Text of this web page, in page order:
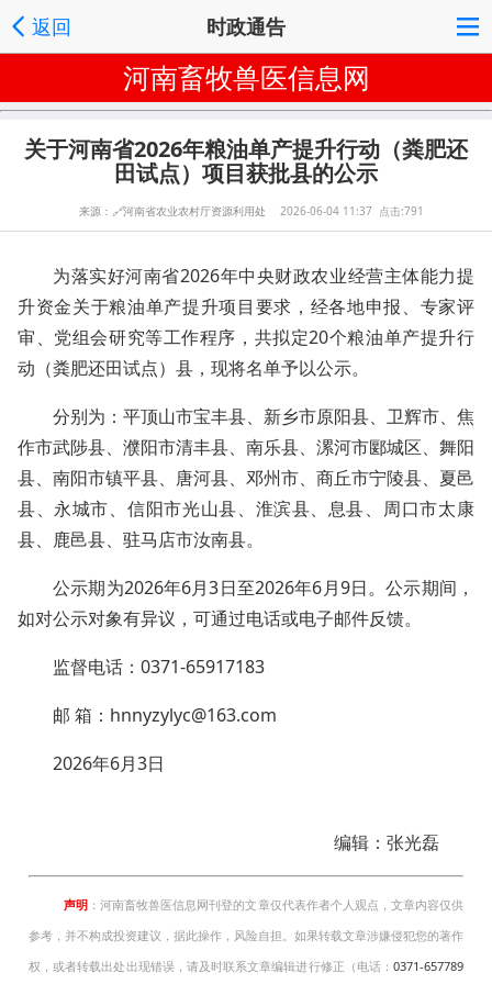
返回 时政通告
河南畜牧兽医信息网
关于河南省2026年粮油单产提升行动（粪肥还
田试点）项目获批县的公示
来源： 🔗河南省农业农村厅资源利用处 2026-06-04 11:37 点击:791
为落实好河南省2026年中央财政农业经营主体能力提
升资金关于粮油单产提升项目要求，经各地申报、专家评
审、党组会研究等工作程序，共拟定20个粮油单产提升行
动（粪肥还田试点）县，现将名单予以公示。
分别为：‌平顶山市‌宝丰县、‌新乡市‌原阳县、卫辉市、‌焦
作市‌武陟县、‌濮阳市‌清丰县、南乐县、‌漯河市‌郾城区、舞阳
县、‌南阳市‌镇平县、唐河县、邓州市、‌商丘市‌宁陵县、夏邑
县、永城市、‌信阳市‌光山县、淮滨县、息县、‌周口市‌太康
县、鹿邑县、‌驻马店市汝南县。
公示期为2026年6月3日至2026年6月9日。公示期间，
如对公示对象有异议，可通过电话或电子邮件反馈。
监督电话：0371-65917183
邮 箱：hnnyzylyc@163.com
2026年6月3日
编辑：张光磊
声明 ：河南畜牧兽医信息网刊登的文章仅代表作者个人观点，文章内容仅供
参考，并不构成投资建议，据此操作，风险自担。如果转载文章涉嫌侵犯您的著作
权，或者转载出处出现错误，请及时联系文章编辑进行修正（电话： 0371-657789